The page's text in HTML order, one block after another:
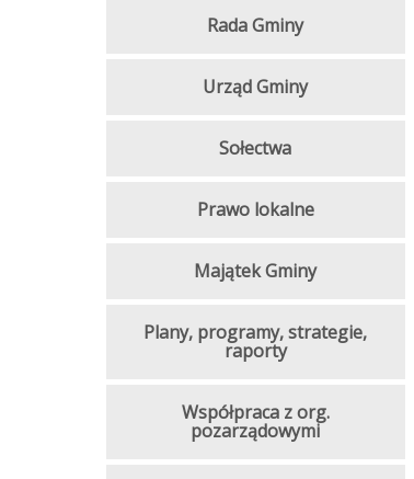
Rada Gminy
Urząd Gminy
Sołectwa
Prawo lokalne
Majątek Gminy
Plany, programy, strategie,
raporty
Współpraca z org.
pozarządowymi